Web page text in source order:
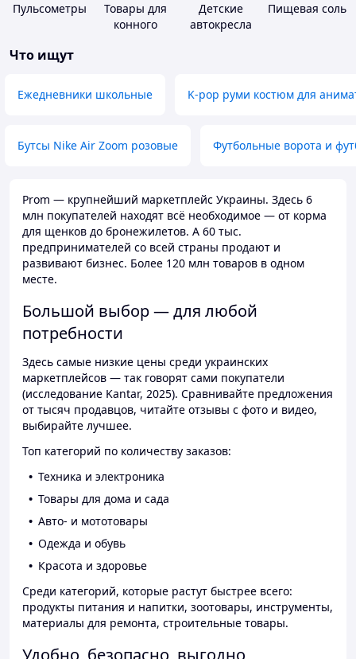
Пульсометры
Товары для
конного
Детские
автокресла
Пищевая соль
Что ищут
Ежедневники школьные K-pop руми костюм для
Бутсы Nike Air Zoom розовые Футбольные ворота и
Prom — крупнейший маркетплейс Украины. Здесь 6
млн покупателей находят всё необходимое — от корма
для щенков до бронежилетов. А 60 тыс.
предпринимателей со всей страны продают и
развивают бизнес. Более 120 млн товаров в одном
месте.
Большой выбор — для любой
потребности
Здесь самые низкие цены среди украинских
маркетплейсов — так говорят сами покупатели
(исследование Kantar, 2025). Сравнивайте предложения
от тысяч продавцов, читайте отзывы с фото и видео,
выбирайте лучшее.
Топ категорий по количеству заказов:
Техника и электроника
Товары для дома и сада
Авто- и мототовары
Одежда и обувь
Красота и здоровье
Среди категорий, которые растут быстрее всего:
продукты питания и напитки, зоотовары, инструменты,
материалы для ремонта, строительные товары.